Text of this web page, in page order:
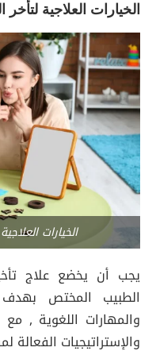
الخيارات العلاجية
الخيارات
يجب أن يخضع علاج
الطبيب المختص
والمهارات اللغوية ,
والإستراتيجيات الفعالة